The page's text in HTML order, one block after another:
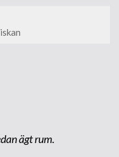
ägt rum.